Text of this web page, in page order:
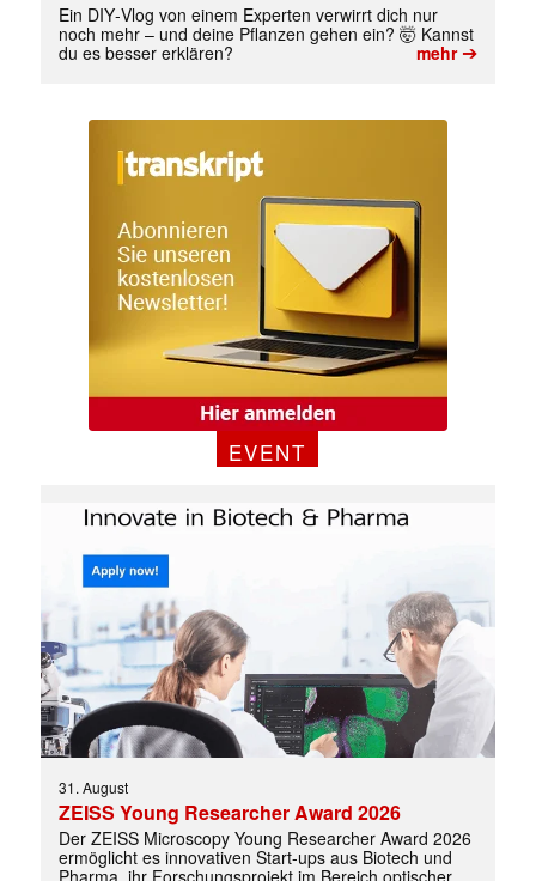
Ein DIY‑Vlog von einem Experten verwirrt dich nur
noch mehr – und deine Pflanzen gehen ein? 🤯 Kannst
du es besser erklären?
mehr➔
EVENT
31. August
ZEISS Young Researcher Award 2026
Der ZEISS Microscopy Young Researcher Award 2026
ermöglicht es innovativen Start-ups aus Biotech und